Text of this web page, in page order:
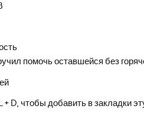
помочь оставшейся без
+ D, чтобы добавить в закладки